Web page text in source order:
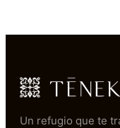
Un refugio que te